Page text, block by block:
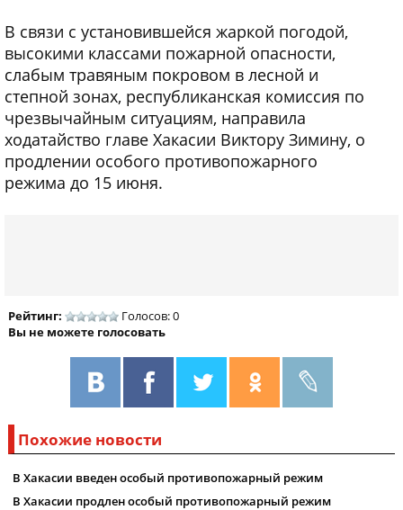
В связи с установившейся жаркой погодой,
высокими классами пожарной опасности,
слабым травяным покровом в лесной и
степной зонах, республиканская комиссия по
чрезвычайным ситуациям, направила
ходатайство главе Хакасии Виктору Зимину, о
продлении особого противопожарного
режима до 15 июня.
Рейтинг:
Голосов: 0
Вы не можете голосовать
Похожие новости
В Хакасии введен особый противопожарный режим
В Хакасии продлен особый противопожарный режим